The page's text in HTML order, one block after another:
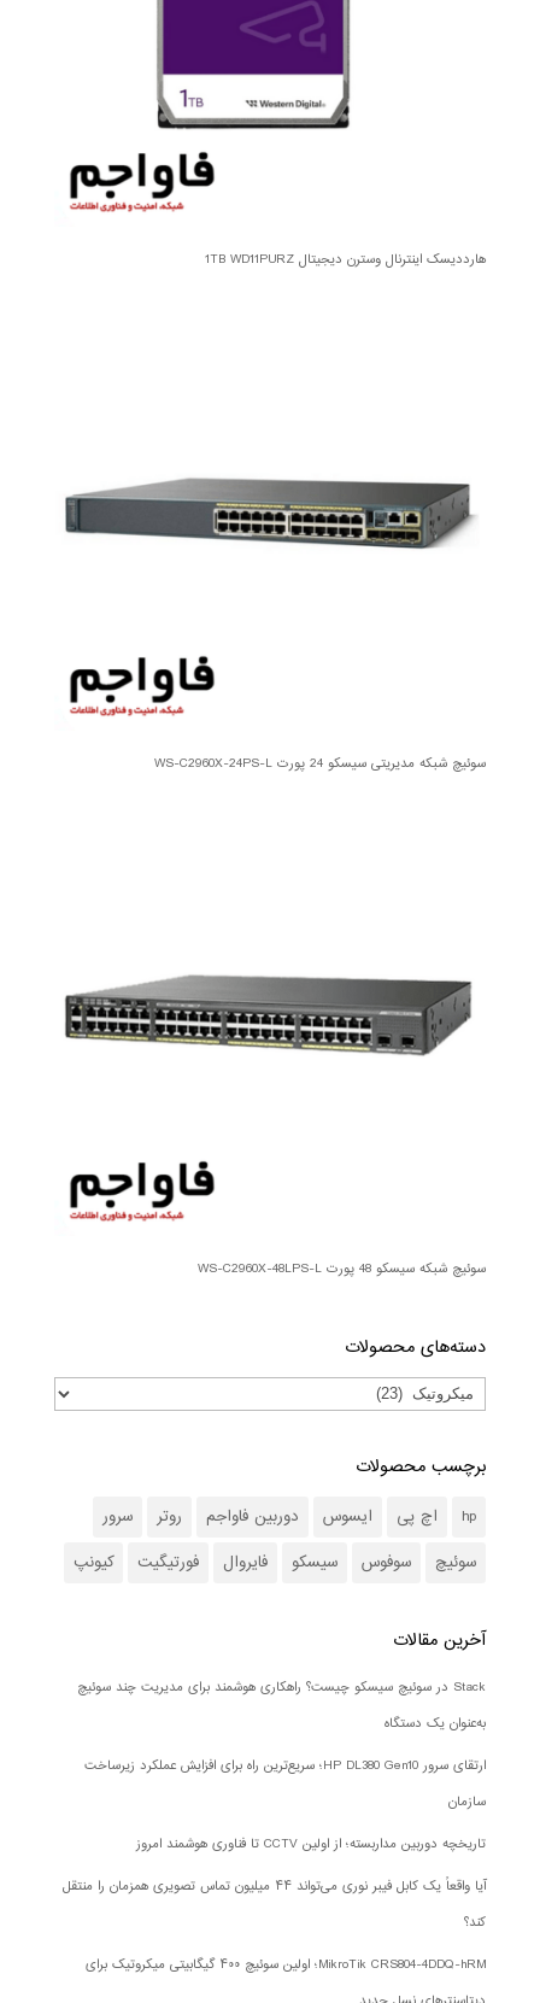
هارددیسک اینترنال وسترن دیجیتال 1TB WD11PURZ
سوئیچ شبکه مدیریتی سیسکو 24 پورت WS-C2960X-24PS-L
سوئیچ شبکه سیسکو 48 پورت WS-C2960X-48LPS-L
دسته‌های محصولات
برچسب محصولات
hp اچ پی ایسوس دوربین فاواجم روتر
سرور
سوئیچ
سوفوس سیسکو فایروال فورتیگیت کیونپ
آخرین مقالات
Stack در سوئیچ سیسکو چیست؟ راهکاری هوشمند برای مدیریت چند سوئیچ
به‌عنوان یک دستگاه
ارتقای سرور HP DL380 Gen10؛ سریع‌ترین راه برای افزایش عملکرد زیرساخت
سازمان
تاریخچه دوربین مداربسته؛ از اولین CCTV تا فناوری هوشمند امروز
آیا واقعاً یک کابل فیبر نوری می‌تواند ۴۴ میلیون تماس تصویری همزمان را منتقل
کند؟
MikroTik CRS804-4DDQ-hRM؛ اولین سوئیچ ۴۰۰ گیگابیتی میکروتیک برای